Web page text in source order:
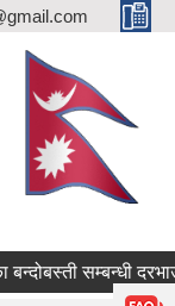
सम्बन्धी